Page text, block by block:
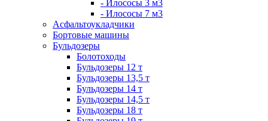
- Илососы 3 м3
- Илососы 7 м3
Асфальтоукладчики
Бортовые машины
Бульдозеры
Болотоходы
Бульдозеры 12 т
Бульдозеры 13,5 т
Бульдозеры 14 т
Бульдозеры 14,5 т
Бульдозеры 18 т